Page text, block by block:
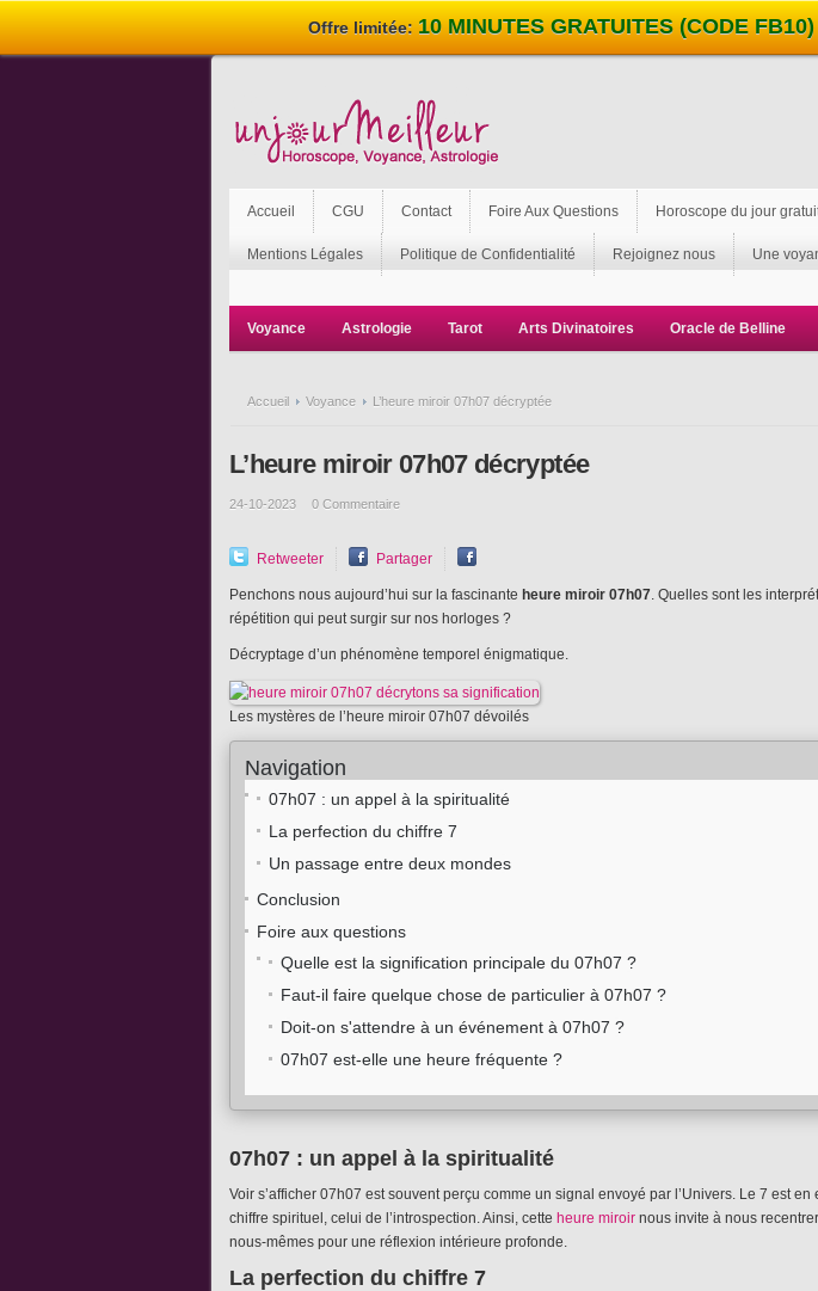
Accueil CGU Contact Foire Aux Questions Horoscope du jour
Mentions Légales Politique de Confidentialité Rejoignez nous Une
Voyance Astrologie Tarot Arts Divinatoires Oracle de Belline
Accueil Voyance L’heure miroir 07h07 décryptée
L’heure miroir 07h07 décryptée
24-10-2023 0 Commentaire
Retweeter Partager
Penchons nous aujourd’hui sur la fascinante heure miroir 07h07. Quelles sont les
répétition qui peut surgir sur nos horloges ?
Décryptage d’un phénomène temporel énigmatique.
Les mystères de l’heure miroir 07h07 dévoilés
Navigation
07h07 : un appel à la spiritualité
La perfection du chiffre 7
Un passage entre deux mondes
Conclusion
Foire aux questions
Quelle est la signification principale du 07h07 ?
Faut-il faire quelque chose de particulier à 07h07 ?
Doit-on s'attendre à un événement à 07h07 ?
07h07 est-elle une heure fréquente ?
07h07 : un appel à la spiritualité
Voir s’afficher 07h07 est souvent perçu comme un signal envoyé par l’Univers. Le 7 est en
chiffre spirituel, celui de l’introspection. Ainsi, cette heure miroir nous invite à nous
nous-mêmes pour une réflexion intérieure profonde.
La perfection du chiffre 7
Offre limitée: 10 MINUTES GRATUITES (CODE FB10)